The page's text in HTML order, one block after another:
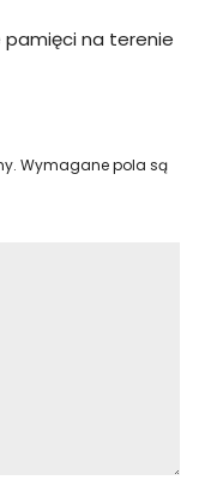
pamięci na terenie
Wymagane pola są